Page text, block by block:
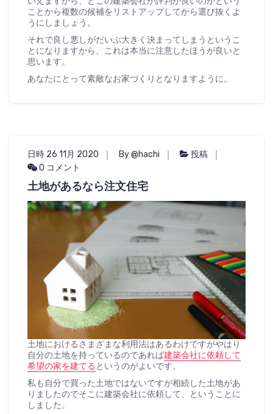
ことから複数の候補をリストアップしてから選び抜くよ
うにしましょう。
それで良し悪しがだいぶ大きく決まってしまうというこ
とになりますから、これは本当に注意したほうが良いと
思います。
あなたにとって素敵なお家づくりとなりますように。
日時 26 11月 2020 By @hachi
投稿
0 コメント
土地があるなら注文住宅
土地におけるさまざまな利用法はあるわけですがやはり
自分の土地を持っているのであれば建築会社に依頼して
希望の家を建てる というのがよいです。
私も自分で買った土地ではないですが相続した土地があ
りましたのでそこに建築会社に依頼して、ということに
しました。